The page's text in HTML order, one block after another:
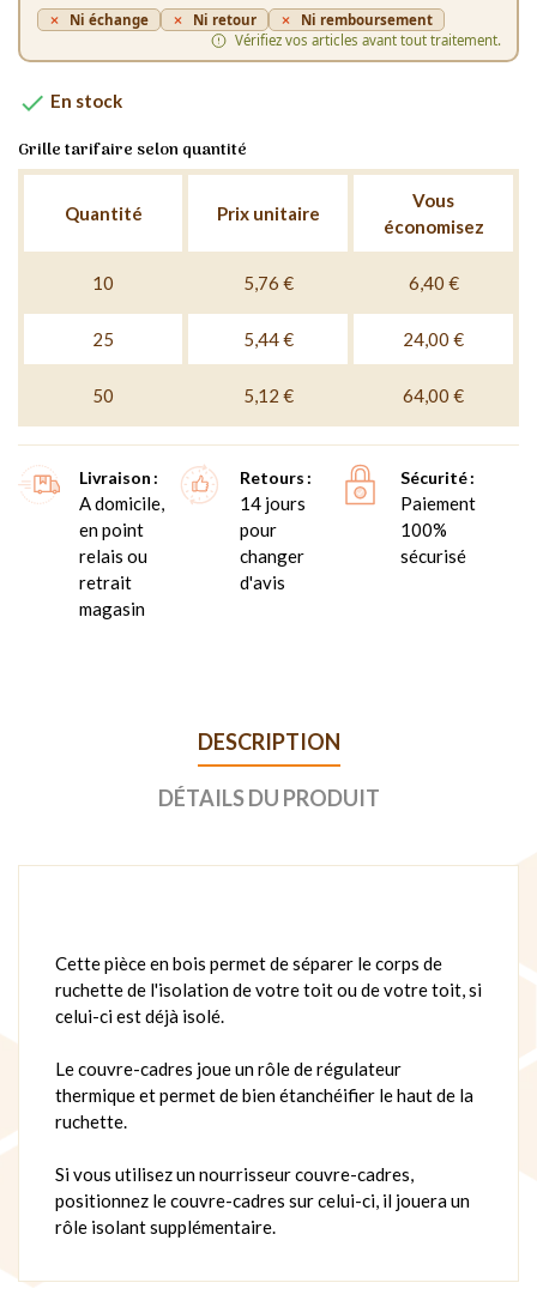
Ni échange Ni retour
Ni remboursement
Vérifiez vos articles avant tout traitement.
 En stock
Grille tarifaire selon quantité
Quantité Prix unitaire
Vous
économisez
10 5,76 € 6,40 €
25 5,44 € 24,00 €
50 5,12 € 64,00 €
Livraison
A domicile,
en point
relais ou
retrait
magasin
Retours
14 jours
pour
changer
d'avis
Sécurité
Paiement
100%
sécurisé
DESCRIPTION
DÉTAILS DU PRODUIT
Cette pièce en bois permet de séparer le corps de
ruchette de l'isolation de votre toit ou de votre toit, si
celui-ci est déjà isolé.
Le couvre-cadres joue un rôle de régulateur
thermique et permet de bien étanchéifier le haut de la
ruchette.
Si vous utilisez un nourrisseur couvre-cadres,
positionnez le couvre-cadres sur celui-ci, il jouera un
rôle isolant supplémentaire.